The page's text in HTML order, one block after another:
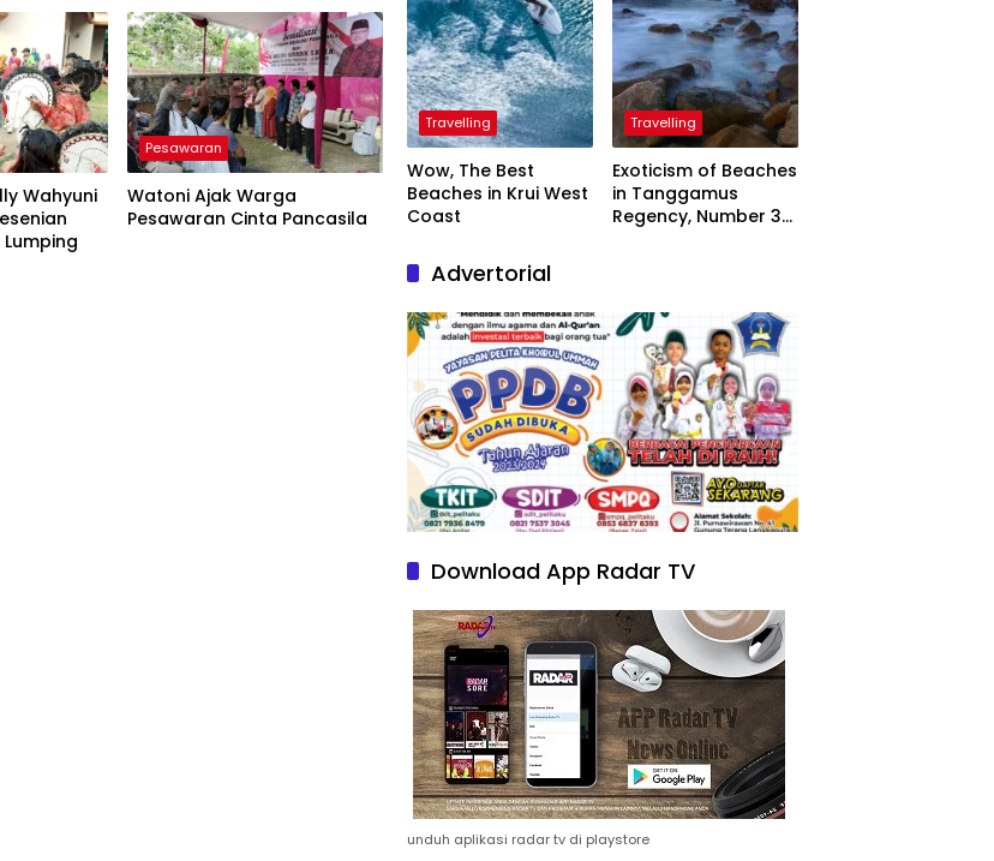
Wahyuni
Pesawaran
Watoni Ajak Warga
Pesawaran Cinta Pancasila
Travelling
Wow, The Best
Beaches in Krui West
Coast
Travelling
Exoticism of Beaches
in Tanggamus
Regency, Number 3
Advertorial
Download App Radar TV
unduh aplikasi radar tv di playstore